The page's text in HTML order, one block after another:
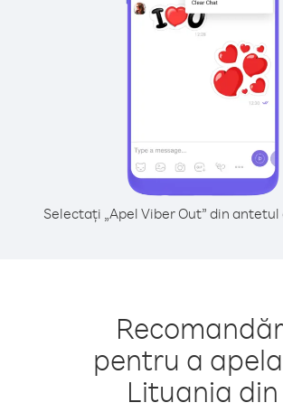
Selectați „Apel Viber Out” din
pentru a
Lituania din